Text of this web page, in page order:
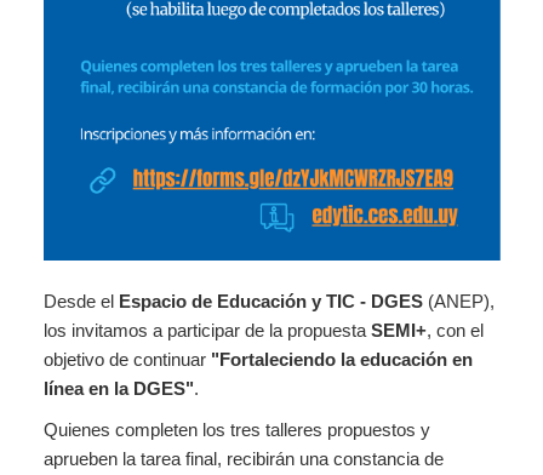
Desde el Espacio de Educación y TIC - DGES(ANEP),
los invitamos a participar de la propuesta SEMI+, con el
objetivo de continuar "Fortaleciendo la educación en
línea en la DGES".
Quienes completen los tres talleres propuestos y
aprueben la tarea final, recibirán una constancia de